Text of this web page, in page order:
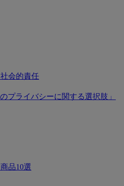
会的責任
のプライバシーに関する選択肢」
品10選